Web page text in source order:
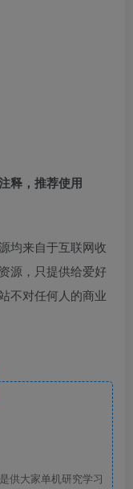
释，推荐使用
均来自于互联网收
源，只提供给爱好
不对任何人的商业
供大家单机研究学习